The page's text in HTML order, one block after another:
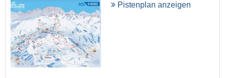
Pistenplan anzeigen